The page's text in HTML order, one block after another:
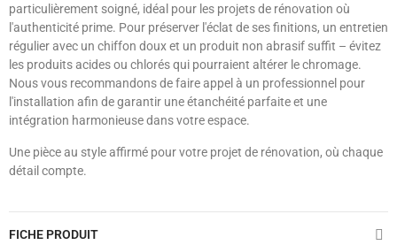
particulièrement soigné, idéal pour les projets de rénovation où
l'authenticité prime. Pour préserver l'éclat de ses finitions, un entretien
régulier avec un chiffon doux et un produit non abrasif suffit – évitez
les produits acides ou chlorés qui pourraient altérer le chromage.
Nous vous recommandons de faire appel à un professionnel pour
l'installation afin de garantir une étanchéité parfaite et une
intégration harmonieuse dans votre espace.
Une pièce au style affirmé pour votre projet de rénovation, où chaque
détail compte.
FICHE PRODUIT